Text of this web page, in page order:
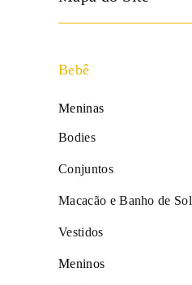
Bebê
Meninas
Bodies
Conjuntos
Macacão e Banho de Sol
Vestidos
Meninos